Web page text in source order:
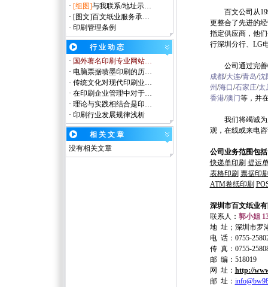
· [组图]与我联系/地址示…
· [图文]百文纸业服务承…
· 印刷管理条例
行 业 动 态
· 国外著名印刷专业网站…
· 电脑票据喷墨印刷的历…
· 传统文化对现代印刷业…
· 在印刷企业管理中对于…
· 理论与实践相结合是印…
· 印刷行业发展规律浅析
相 关 文 章
没有相关文章
百文公司 从
更整合了先进的
指定供应商，他
行深圳分行、 LG
公司通过完
成都/大连/青岛/沈
州 /海口/石家庄/太
香港/澳门等，并
我们将竭诚
观，在线或来电
公司业务范围包
快递单印刷 提运
表格印刷 票据印
ATM卷纸印刷
深圳市百文纸业
联系人： 郭小姐
地 址；深圳市罗
电 话： 0755-
传 真： 0755-
邮 编： 518019
网 址： http://
邮 址 ：